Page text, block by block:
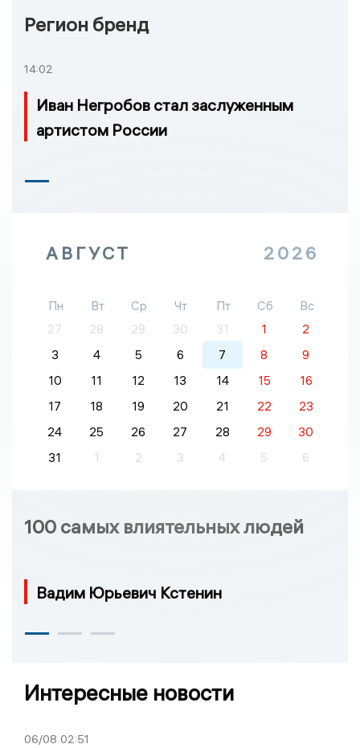
Регион бренд
14:02
Иван Негробов стал заслуженным
артистом России
АВГУСТ 2026
Пн Вт Ср Чт Пт Сб
Вс
27
28 29 30 31 1
2
3
4 5 6 7 8
9
10
11 12 13 14 15
16
17
18 19 20 21 22
23
24
25 26 27 28 29
30
31
1 2 3 4 5 6
100 самых влиятельных людей
Вадим Юрьевич Кстенин
Интересные новости
06/08 02:51